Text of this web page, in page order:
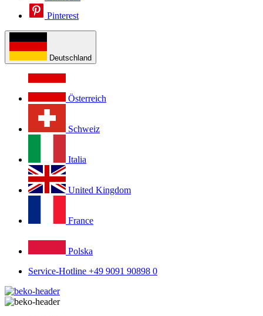
Pinterest
Deutschland
Österreich
Schweiz
Italia
United Kingdom
France
Polska
Service-Hotline +49 9091 90898 0